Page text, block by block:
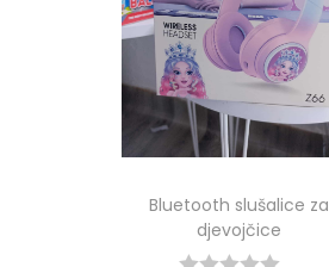
Bluetooth slušalice za
djevojčice